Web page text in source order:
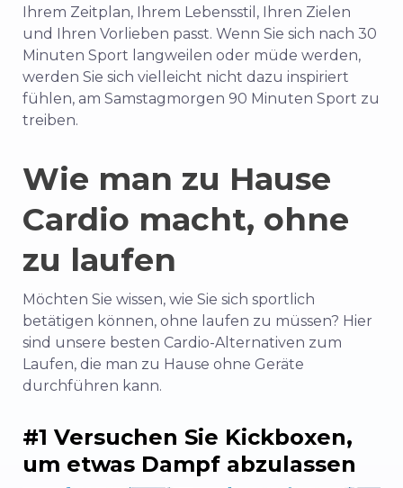
Ihrem Zeitplan, Ihrem Lebensstil, Ihren Zielen
und Ihren Vorlieben passt. Wenn Sie sich nach 30
Minuten Sport langweilen oder müde werden,
werden Sie sich vielleicht nicht dazu inspiriert
fühlen, am Samstagmorgen 90 Minuten Sport zu
treiben.
Wie man zu Hause
Cardio macht, ohne
zu laufen
Möchten Sie wissen, wie Sie sich sportlich
betätigen können, ohne laufen zu müssen? Hier
sind unsere besten Cardio-Alternativen zum
Laufen, die man zu Hause ohne Geräte
durchführen kann.
#1 Versuchen Sie Kickboxen,
um etwas Dampf abzulassen